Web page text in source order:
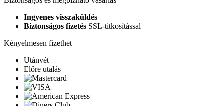
Ingyenes visszaküldés
Biztonságos fizetés SSL-titkosítással
Kényelmesen fizethet
Utánvét
Előre utalás